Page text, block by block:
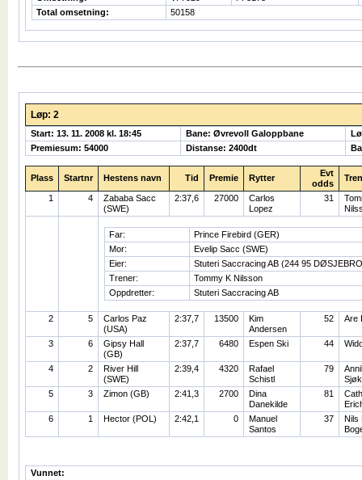
Total omsetning:
50158
Løp: 2
Start: 13. 11. 2008 kl. 18:45 Bane: Øvrevoll Galoppbane
Premiesum: 54000
Distanse: 2400dt
Plass Startnr Hestens navn Tid Premie Rytter
Evt
odds
1 4
Zababa Sacc
(SWE)
2:37,6 27000
Carlos
Lopez
31
Far:
Prince Firebird (GER)
Mor:
Evelip Sacc (SWE)
Eier:
Stuteri Saccracing AB (244 95
Trener:
Tommy K Nilsson
Oppdretter:
Stuteri Saccracing AB
2 5
Carlos Paz
(USA)
2:37,7 13500
Kim
Andersen
52 Are
3 6
Gipsy Hall
(GB)
2:37,7 6480 Espen Ski 44
4 2
River Hill
(SWE)
2:39,4 4320
Rafael
Schistl
79
5
3 Zimon (GB) 2:41,3 2700
Dina
Danekilde
81
6
1 Hector (POL) 2:42,1 0
Manuel
Santos
37
Nils
Vunnet: